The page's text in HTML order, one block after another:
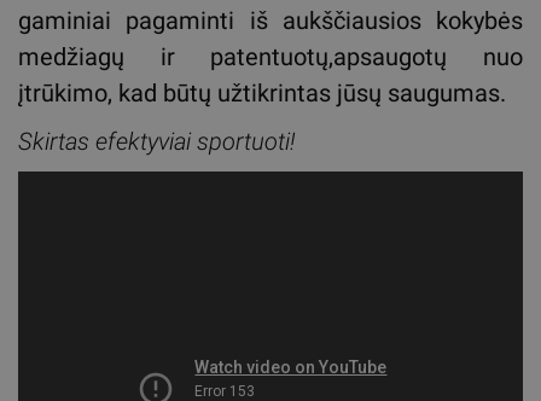
gaminiai pagaminti iš aukščiausios kokybės
medžiagų ir patentuotų,apsaugotų nuo
įtrūkimo, kad būtų užtikrintas jūsų saugumas.
Skirtas efektyviai sportuoti!